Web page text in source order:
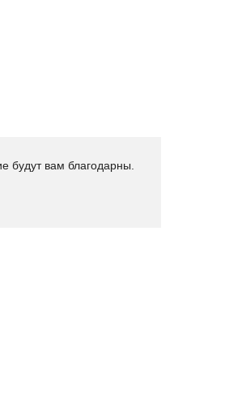
будут вам благодарны.